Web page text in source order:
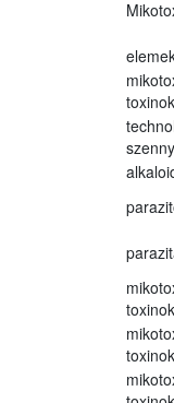
toxinok
toxinok
toxinok